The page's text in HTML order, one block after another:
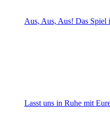
Aus, Aus, Aus! Das
Lasst uns in Ruhe mit